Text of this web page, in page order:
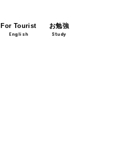
For Tourist
English
お勉強
Study